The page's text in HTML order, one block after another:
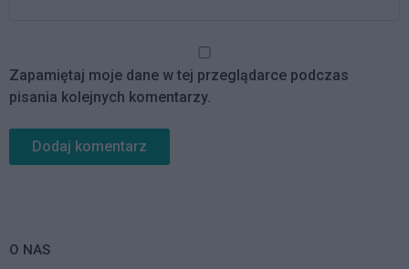
Zapamiętaj moje dane w tej przeglądarce podczas
pisania kolejnych komentarzy.
O NAS